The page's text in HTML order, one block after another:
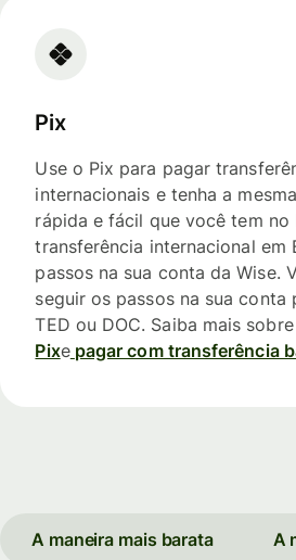
Pix
Use o Pix para pagar
internacionais e tenha a
rápida e fácil que você tem no
transferência internacional em
passos na sua conta da Wise.
seguir os passos na sua conta
TED ou DOC. Saiba mais
Pixe pagar com transferência
A maneira mais barata A